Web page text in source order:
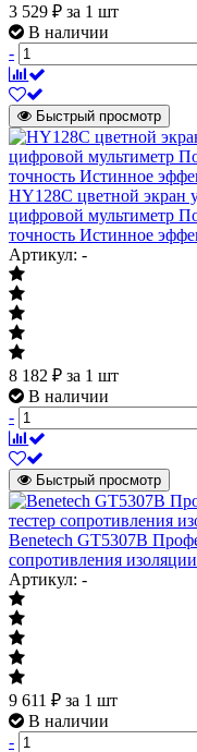
3 529 ₽ за 1 шт
В наличии
-
Быстрый просмотр
HY128C цветной экран
цифровой мультиметр
точность Истинное
Артикул: -
8 182 ₽ за 1 шт
В наличии
-
Быстрый просмотр
Benetech GT5307B
сопротивления изоляции
Артикул: -
9 611 ₽ за 1 шт
В наличии
-